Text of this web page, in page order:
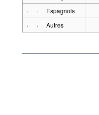
· · Espagnols
· · Autres